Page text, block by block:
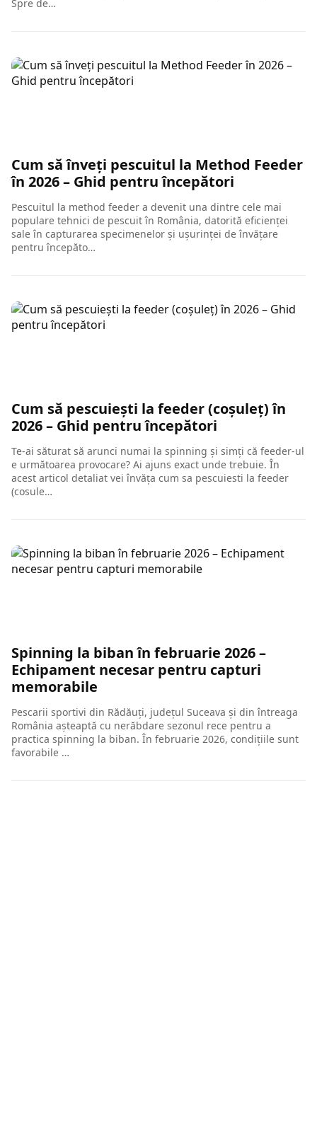
Spre de…
Cum să înveți pescuitul la Method Feeder
în 2026 – Ghid pentru începători
Pescuitul la method feeder a devenit una dintre cele mai
populare tehnici de pescuit în România, datorită eficienței
sale în capturarea specimenelor și ușurinței de învățare
pentru începăto…
Cum să pescuiești la feeder (coșuleț) în
2026 – Ghid pentru începători
Te-ai săturat să arunci numai la spinning și simți că feeder-ul
e următoarea provocare? Ai ajuns exact unde trebuie. În
acest articol detaliat vei învăța cum sa pescuiesti la feeder
(cosule…
Spinning la biban în februarie 2026 –
Echipament necesar pentru capturi
memorabile
Pescarii sportivi din Rădăuți, județul Suceava și din întreaga
România așteaptă cu nerăbdare sezonul rece pentru a
practica spinning la biban. În februarie 2026, condițiile sunt
favorabile …